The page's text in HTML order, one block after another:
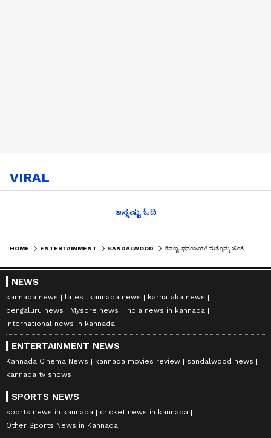
VIRAL
ಇನ್ನಷ್ಟು ಓದಿ
HOME ENTERTAINMENT SANDALWOOD
NEWS
kannada news latest kannada news
karnataka news
bengaluru news
Mysore news
india news in kannada
international news in kannada
ENTERTAINMENT NEWS
Kannada Cinema News kannada movies review
sandalwood news
kannada tv shows
SPORTS NEWS
sports news in kannada
cricket news in kannada
Other Sports News in Kannada